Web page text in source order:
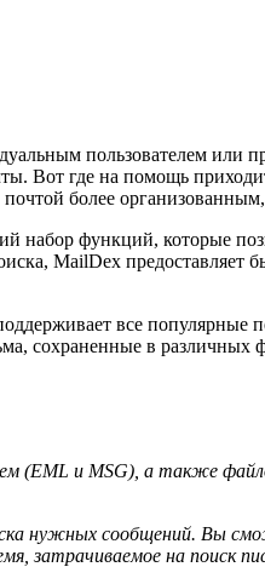
пользователем или
Вот где на помощь
почтой более
набор функций, которые
MailDex предоставляет
все популярные
сохраненные в различных
(EML и MSG), а также
нужных сообщений. Вы
затрачиваемое на поиск